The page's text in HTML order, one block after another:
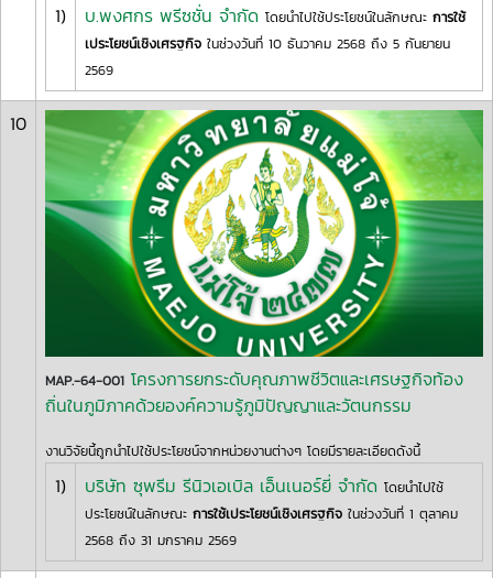
1) บ.พงศกร พรีซชั่น จำกัด โดยนำไปใช้ประโยชน์ในลักษณะ การใช้
เประโยชน์เชิงเศรฐกิจ ในช่วงวันที่ 10 ธันวาคม 2568 ถึง 5 กันยายน
2569
10
MAP.-64-001 โครงการยกระดับคุณภาพชีวิตและเศรษฐกิจท้อง
ถิ่นในภูมิภาคด้วยองค์ความรู้ภูมิปัญญาและวัตนกรรม
งานวิจัยนี้ถูกนำไปใช้ประโยชน์จากหน่วยงานต่างๆ โดยมีรายละเอียดดังนี้
1) บริษัท ซุพรีม รีนิวเอเบิล เอ็นเนอร์ยี่ จำกัด โดยนำไปใช้
ประโยชน์ในลักษณะ การใช้เประโยชน์เชิงเศรฐกิจ ในช่วงวันที่ 1 ตุลาคม
2568 ถึง 31 มกราคม 2569